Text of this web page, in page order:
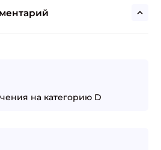
на категорию D